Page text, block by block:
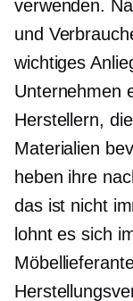
verwenden.
und
wichtiges
Unternehmen
Herstellern,
Materialien
heben ihre
das ist nicht
lohnt es sich